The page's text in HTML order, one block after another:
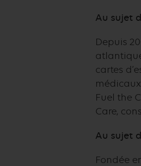
Au sujet
Depuis
cartes
Fuel the
Care,
Au sujet
Fondée